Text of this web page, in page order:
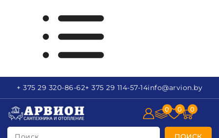
+ 375 29 320-86-62+ 375 29 114-57-14info@arvion.by
0 0 0